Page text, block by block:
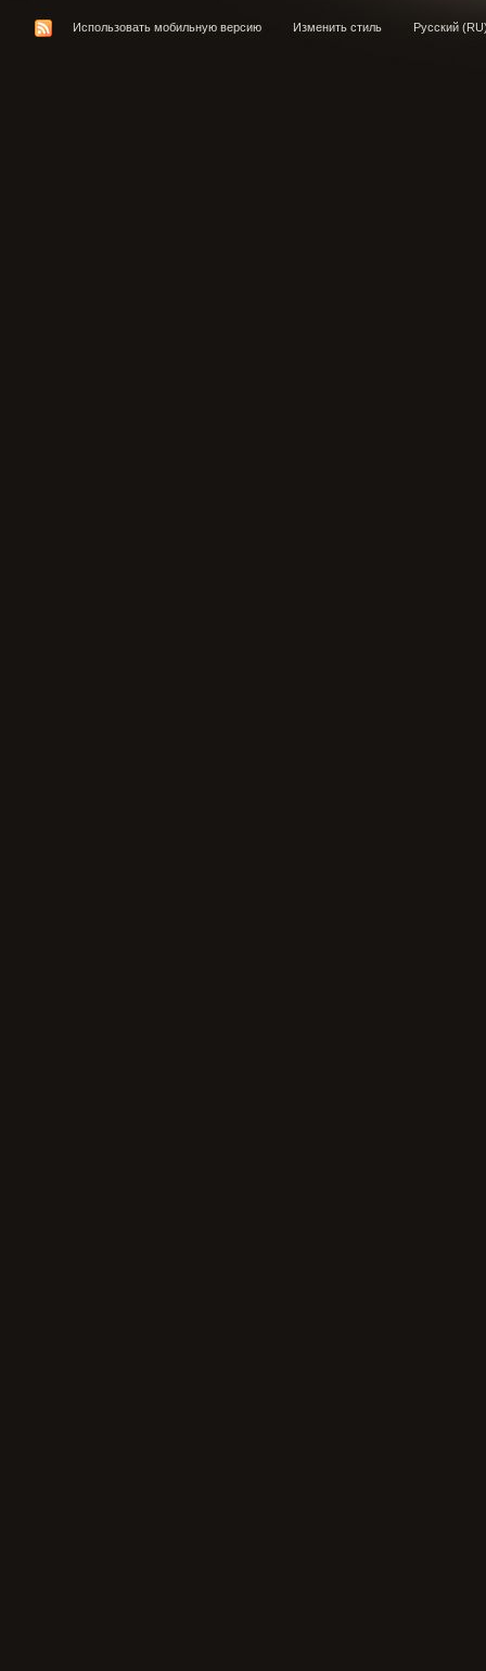
Использовать мобильную версию Изменить стиль Русский